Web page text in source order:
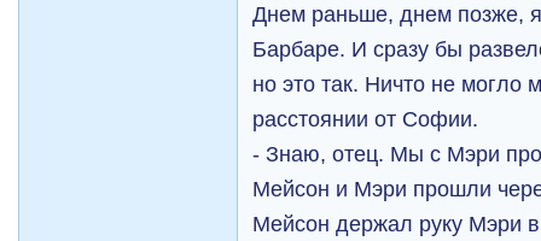
Днем раньше, днем позже,
Барбаре. И сразу бы
но это так. Ничто не могло
расстоянии от Софии.
- Знаю, отец. Мы с Мэри
Мейсон и Мэри прошли
Мейсон держал руку Мэри